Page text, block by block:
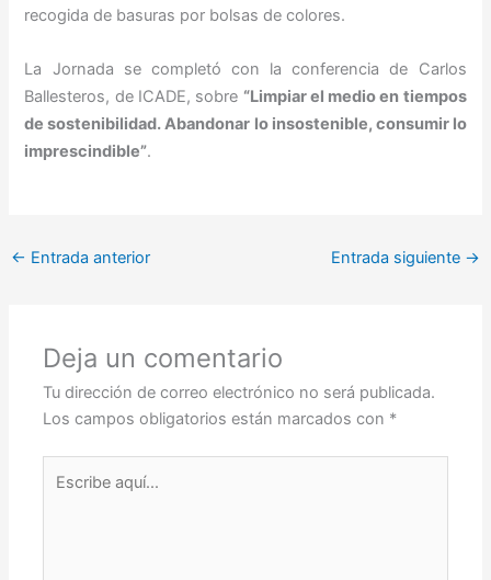
recogida de basuras por bolsas de colores.
La Jornada se completó con la conferencia de Carlos
Ballesteros, de ICADE, sobre “Limpiar el medio en tiempos
de sostenibilidad. Abandonar lo insostenible, consumir lo
imprescindible”.
← Entrada anterior Entrada siguiente →
Deja un comentario
Tu dirección de correo electrónico no será publicada.
Los campos obligatorios están marcados con *
aquí...